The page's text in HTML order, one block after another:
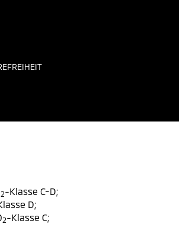
2-Klasse C-D;
D;
2-Klasse C;